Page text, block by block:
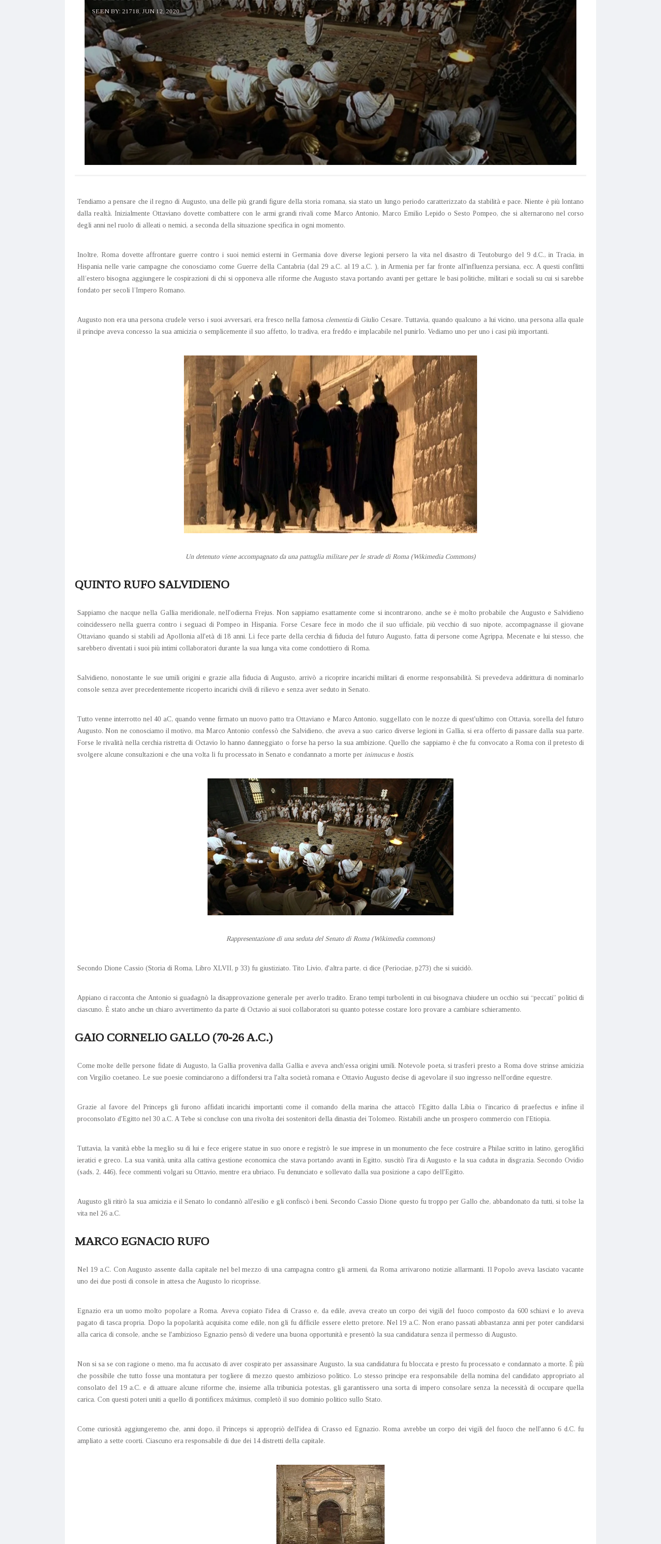
SEEN BY: 21718, JUN 12, 2020
Tendiamo a pensare che il regno di Augusto, una delle più grandi figure della storia romana, sia stato un lungo periodo caratterizzato da stabilità e pace. Niente è più lontano
dalla realtà. Inizialmente Ottaviano dovette combattere con le armi grandi rivali come Marco Antonio, Marco Emilio Lepido o Sesto Pompeo, che si alternarono nel corso
degli anni nel ruolo di alleati o nemici, a seconda della situazione specifica in ogni momento.
Inoltre, Roma dovette affrontare guerre contro i suoi nemici esterni in Germania dove diverse legioni persero la vita nel disastro di Teutoburgo del 9 d.C., in Tracia, in
Hispania nelle varie campagne che conosciamo come Guerre della Cantabria (dal 29 a.C. al 19 a.C. ), in Armenia per far fronte all'influenza persiana, ecc. A questi conflitti
all’estero bisogna aggiungere le cospirazioni di chi si opponeva alle riforme che Augusto stava portando avanti per gettare le basi politiche, militari e sociali su cui si sarebbe
fondato per secoli l’Impero Romano.
Augusto non era una persona crudele verso i suoi avversari, era fresco nella famosa clementiadi Giulio Cesare. Tuttavia, quando qualcuno a lui vicino, una persona alla quale
il principe aveva concesso la sua amicizia o semplicemente il suo affetto, lo tradiva, era freddo e implacabile nel punirlo. Vediamo uno per uno i casi più importanti.
Un detenuto viene accompagnato da una pattuglia militare per le strade di Roma (Wikimedia Commons)
QUINTO RUFO SALVIDIENO
Sappiamo che nacque nella Gallia meridionale, nell'odierna Frejus. Non sappiamo esattamente come si incontrarono, anche se è molto probabile che Augusto e Salvidieno
coincidessero nella guerra contro i seguaci di Pompeo in Hispania. Forse Cesare fece in modo che il suo ufficiale, più vecchio di suo nipote, accompagnasse il giovane
Ottaviano quando si stabilì ad Apollonia all'età di 18 anni. Lì fece parte della cerchia di fiducia del futuro Augusto, fatta di persone come Agrippa, Mecenate e lui stesso, che
sarebbero diventati i suoi più intimi collaboratori durante la sua lunga vita come condottiero di Roma.
Salvidieno, nonostante le sue umili origini e grazie alla fiducia di Augusto, arrivò a ricoprire incarichi militari di enorme responsabilità. Si prevedeva addirittura di nominarlo
console senza aver precedentemente ricoperto incarichi civili di rilievo e senza aver seduto in Senato.
Tutto venne interrotto nel 40 aC, quando venne firmato un nuovo patto tra Ottaviano e Marco Antonio, suggellato con le nozze di quest'ultimo con Ottavia, sorella del futuro
Augusto. Non ne conosciamo il motivo, ma Marco Antonio confessò che Salvidieno, che aveva a suo carico diverse legioni in Gallia, si era offerto di passare dalla sua parte.
Forse le rivalità nella cerchia ristretta di Octavio lo hanno danneggiato o forse ha perso la sua ambizione. Quello che sappiamo è che fu convocato a Roma con il pretesto di
svolgere alcune consultazioni e che una volta lì fu processato in Senato e condannato a morte per inimucuse hostis.
Rappresentazione di una seduta del Senato di Roma (Wikimedia commons)
Secondo Dione Cassio (Storia di Roma, Libro XLVII, p 33) fu giustiziato. Tito Livio, d'altra parte, ci dice (Periociae, p273) che si suicidò.
Appiano ci racconta che Antonio si guadagnò la disapprovazione generale per averlo tradito. Erano tempi turbolenti in cui bisognava chiudere un occhio sui “peccati” politici di
ciascuno. È stato anche un chiaro avvertimento da parte di Octavio ai suoi collaboratori su quanto potesse costare loro provare a cambiare schieramento.
GAIO CORNELIO GALLO (70-26 A.C.)
Come molte delle persone fidate di Augusto, la Gallia proveniva dalla Gallia e aveva anch'essa origini umili. Notevole poeta, si trasferì presto a Roma dove strinse amicizia
con Virgilio coetaneo. Le sue poesie cominciarono a diffondersi tra l'alta società romana e Ottavio Augusto decise di agevolare il suo ingresso nell'ordine equestre.
Grazie al favore del Princeps gli furono affidati incarichi importanti come il comando della marina che attaccò l'Egitto dalla Libia o l'incarico di praefectus e infine il
proconsolato d'Egitto nel 30 a.C. A Tebe si concluse con una rivolta dei sostenitori della dinastia dei Tolomeo. Ristabilì anche un prospero commercio con l'Etiopia.
Tuttavia, la vanità ebbe la meglio su di lui e fece erigere statue in suo onore e registrò le sue imprese in un monumento che fece costruire a Philae scritto in latino, geroglifici
ieratici e greco. La sua vanità, unita alla cattiva gestione economica che stava portando avanti in Egitto, suscitò l'ira di Augusto e la sua caduta in disgrazia. Secondo Ovidio
(sads, 2, 446), fece commenti volgari su Ottavio, mentre era ubriaco. Fu denunciato e sollevato dalla sua posizione a capo dell'Egitto.
Augusto gli ritirò la sua amicizia e il Senato lo condannò all'esilio e gli confiscò i beni. Secondo Cassio Dione questo fu troppo per Gallo che, abbandonato da tutti, si tolse la
vita nel 26 a.C.
MARCO EGNACIO RUFO
Nel 19 a.C. Con Augusto assente dalla capitale nel bel mezzo di una campagna contro gli armeni, da Roma arrivarono notizie allarmanti. Il Popolo aveva lasciato vacante
uno dei due posti di console in attesa che Augusto lo ricoprisse.
Egnazio era un uomo molto popolare a Roma. Aveva copiato l'idea di Crasso e, da edile, aveva creato un corpo dei vigili del fuoco composto da 600 schiavi e lo aveva
pagato di tasca propria. Dopo la popolarità acquisita come edile, non gli fu difficile essere eletto pretore. Nel 19 a.C. Non erano passati abbastanza anni per poter candidarsi
alla carica di console, anche se l'ambizioso Egnazio pensò di vedere una buona opportunità e presentò la sua candidatura senza il permesso di Augusto.
Non si sa se con ragione o meno, ma fu accusato di aver cospirato per assassinare Augusto, la sua candidatura fu bloccata e presto fu processato e condannato a morte. È più
che possibile che tutto fosse una montatura per togliere di mezzo questo ambizioso politico. Lo stesso principe era responsabile della nomina del candidato appropriato al
consolato del 19 a.C. e di attuare alcune riforme che, insieme alla tribunicia potestas, gli garantissero una sorta di impero consolare senza la necessità di occupare quella
carica. Con questi poteri uniti a quello di pontificex máximus, completò il suo dominio politico sullo Stato.
Come curiosità aggiungeremo che, anni dopo, il Princeps si appropriò dell'idea di Crasso ed Egnazio.Roma avrebbe un corpo dei vigili del fuoco che nell'anno 6 d.C. fu
ampliato a sette coorti. Ciascuno era responsabile di due dei 14 distretti della capitale.